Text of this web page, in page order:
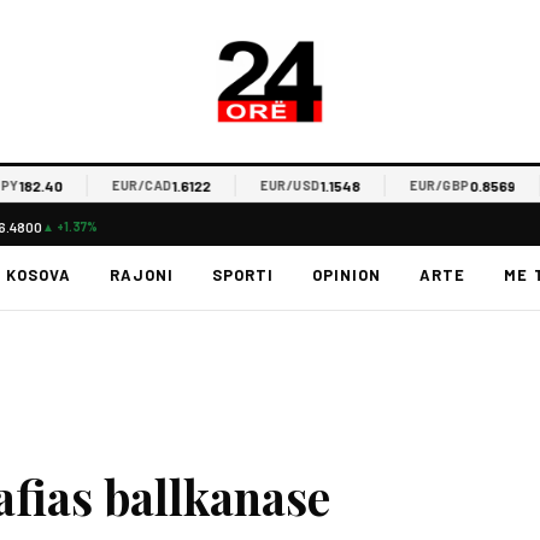
EUR/CAD1.6122 EUR/USD1.1548 EUR/GBP0.8569
▲ +1.37%
KOSOVA RAJONI SPORTI OPINION ARTE ME
ballkanase